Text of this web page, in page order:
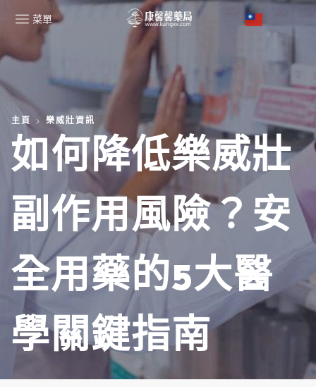
菜單
主頁 樂威壯資訊
如何降低樂威壯
副作用風險？安
全用藥的5大醫
學關鍵指南